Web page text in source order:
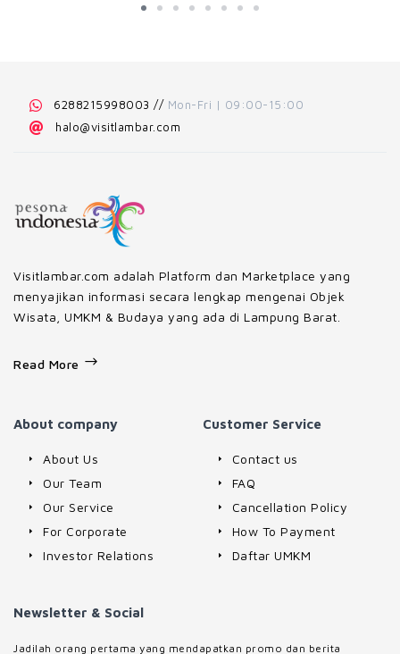
6288215998003 // Mon-Fri | 09:00-15:00
halo@visitlambar.com
Visitlambar.com adalah Platform dan Marketplace yang
menyajikan informasi secara lengkap mengenai Objek
Wisata, UMKM & Budaya yang ada di Lampung Barat.
Read More
About company
About Us
Our Team
Our Service
For Corporate
Investor Relations
Customer Service
Contact us
FAQ
Cancellation Policy
How To Payment
Daftar UMKM
Newsletter & Social
Jadilah orang pertama yang mendapatkan promo dan berita